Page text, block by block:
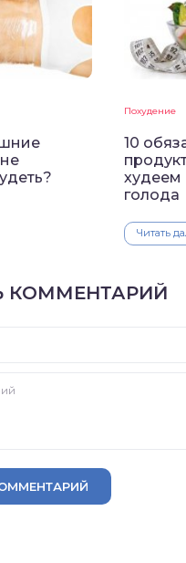
Похудение
10
худеем
голода
Читать
КОММЕНТАРИЙ